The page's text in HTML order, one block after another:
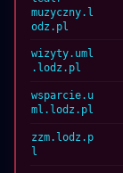
muzyczny.l
odz.pl
wizyty.uml
.lodz.pl
wsparcie.u
ml.lodz.pl
zzm.lodz.p
l